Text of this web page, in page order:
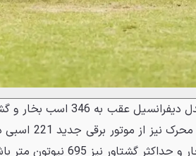
مدل چهار